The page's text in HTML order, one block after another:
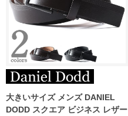
大きいサイズ メンズ DANIEL
DODD スクエア ビジネス レザー